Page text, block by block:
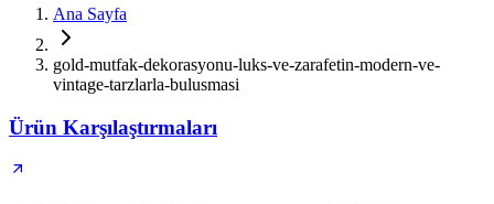
Ana Sayfa
gold-mutfak-dekorasyonu-luks-ve-zarafetin-modern-ve-
vintage-tarzlarla-bulusmasi
Ürün Karşılaştırmaları